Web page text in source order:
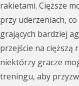
rakietami. Cięższe
przy uderzeniach,
grających bardziej
przejście na cięższą
niektórzy gracze
treningu, aby